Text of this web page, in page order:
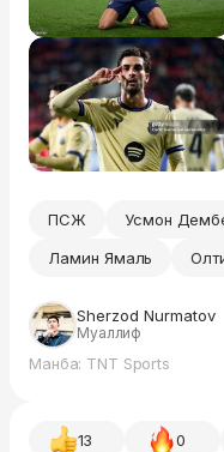
ПСЖ Усмон
Ламин Ямаль
Sherzod Nurmatov
Муаллиф
Манба: TNT Sports
13 0